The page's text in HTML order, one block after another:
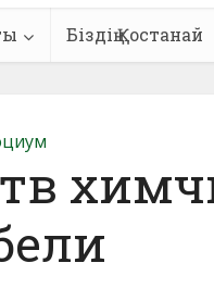
Біздің Қостанай